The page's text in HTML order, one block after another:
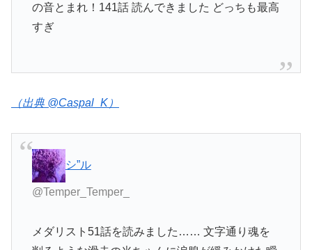
の音とまれ！141話 読んできました どっちも最高
すぎ
（出典 @Caspal_K）
シ”ル
@Temper_Temper_
メダリスト51話を読みました…… 文字通り魂を